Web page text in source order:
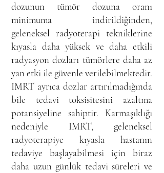
dozunun tümör dozuna oranı
minimuma indirildiğinden,
geleneksel radyoterapi tekniklerine
kıyasla daha yüksek ve daha etkili
radyasyon dozları tümörlere daha az
yan etki ile güvenle verilebilmektedir.
IMRT ayrıca dozlar artırılmadığında
bile tedavi toksisitesini azaltma
potansiyeline sahiptir. Karmaşıklığı
nedeniyle IMRT, geleneksel
radyoterapiye kıyasla hastanın
tedaviye başlayabilmesi için biraz
daha uzun günlük tedavi süreleri ve